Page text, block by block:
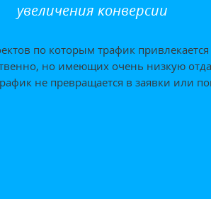
увеличения конверсии
по которым трафик
но имеющих очень низкую
не превращается в заявки или